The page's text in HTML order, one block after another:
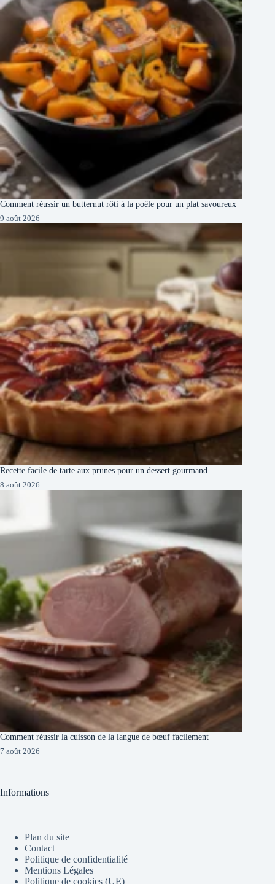
Comment réussir un butternut rôti à la poêle pour un plat savoureux
9 août 2026
Recette facile de tarte aux prunes pour un dessert gourmand
8 août 2026
Comment réussir la cuisson de la langue de bœuf facilement
7 août 2026
Informations
Plan du site
Contact
Politique de confidentialité
Mentions Légales
Politique de cookies (UE)